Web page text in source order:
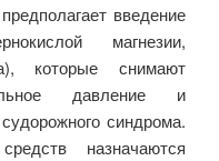
введение
магнезии,
которые снимают
давление и
синдрома.
назначаются